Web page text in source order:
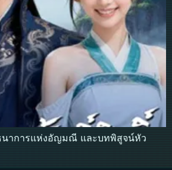
นาการแห่งอัญมณี และบทพิสูจน์หัว